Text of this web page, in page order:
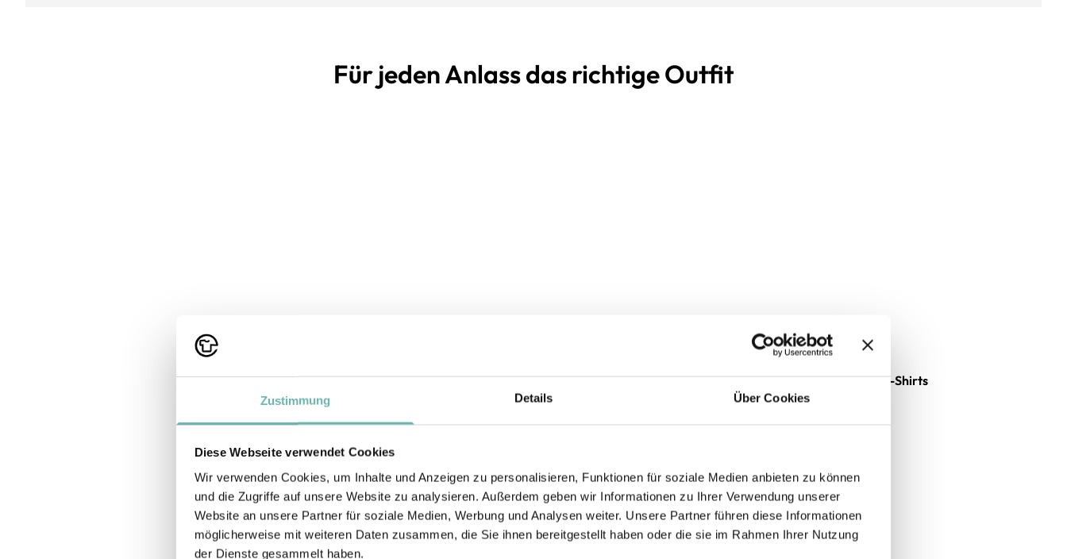
Zustimmung Details Über Cookies
Diese Webseite verwendet Cookies
Wir verwenden Cookies, um Inhalte und Anzeigen zu personalisieren, Funktionen für soziale Medien anbieten zu können
und die Zugriffe auf unsere Website zu analysieren. Außerdem geben wir Informationen zu Ihrer Verwendung unserer
Website an unsere Partner für soziale Medien, Werbung und Analysen weiter. Unsere Partner führen diese Informationen
möglicherweise mit weiteren Daten zusammen, die Sie ihnen bereitgestellt haben oder die sie im Rahmen Ihrer Nutzung
der Dienste gesammelt haben.
Für jeden Anlass das richtige Outfit
Abi & Abschluss Geburtstag Firmen T-Shirts